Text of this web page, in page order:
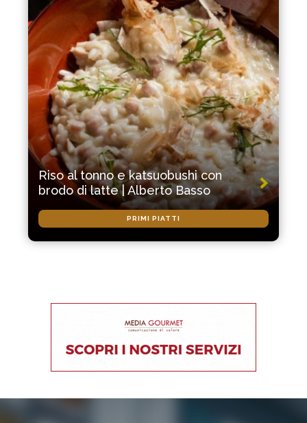
Riso al tonno e katsuobushi con
brodo di latte | Alberto Basso
PRIMI PIATTI